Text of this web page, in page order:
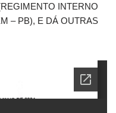
INTERNO
– PB), E DÁ OUTRAS